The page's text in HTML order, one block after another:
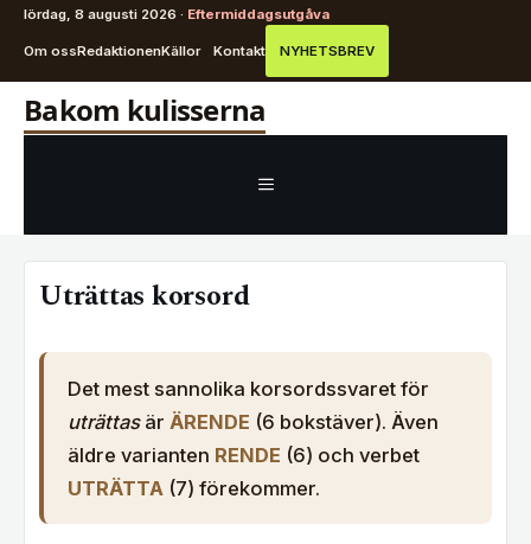
lördag, 8 augusti 2026 · Eftermiddagsutgåva
Om ossRedaktionenKällor Kontakt NYHETSBREV
HoppaBakom kulisserna
MENY
Uträttas korsord
Det mest sannolika korsordssvaret för
uträttasär ÄRENDE (6 bokstäver). Även
äldre varianten RENDE (6) och verbet
UTRÄTTA (7) förekommer.